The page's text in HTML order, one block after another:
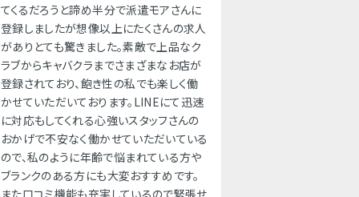
てくるだろうと諦め半分で派遣モアさんに
登録しましたが想像以上にたくさんの求人
がありとても驚きました。素敵で上品なク
ラブからキャバクラまでさまざまなお店が
登録されており、飽き性の私でも楽しく働
かせていただいております。LINEにて迅速
に対応もしてくれる心強いスタッフさんの
おかげで不安なく働かせていただいている
ので、私のように年齢で悩まれている方や
ブランクのある方にも大変おすすめです。
また口コミ機能も充実しているので緊張せ